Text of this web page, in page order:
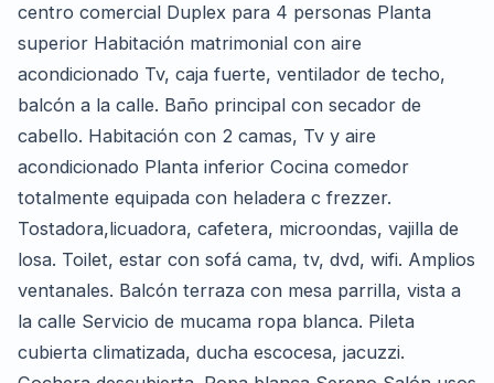
centro comercial Duplex para 4 personas Planta
superior Habitación matrimonial con aire
acondicionado Tv, caja fuerte, ventilador de techo,
balcón a la calle. Baño principal con secador de
cabello. Habitación con 2 camas, Tv y aire
acondicionado Planta inferior Cocina comedor
totalmente equipada con heladera c frezzer.
Tostadora,licuadora, cafetera, microondas, vajilla de
losa. Toilet, estar con sofá cama, tv, dvd, wifi. Amplios
ventanales. Balcón terraza con mesa parrilla, vista a
la calle Servicio de mucama ropa blanca. Pileta
cubierta climatizada, ducha escocesa, jacuzzi.